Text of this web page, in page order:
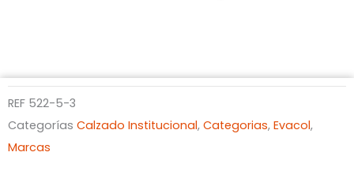
REF 522-5-3
Categorías Calzado Institucional, Categorias, Evacol,
Marcas